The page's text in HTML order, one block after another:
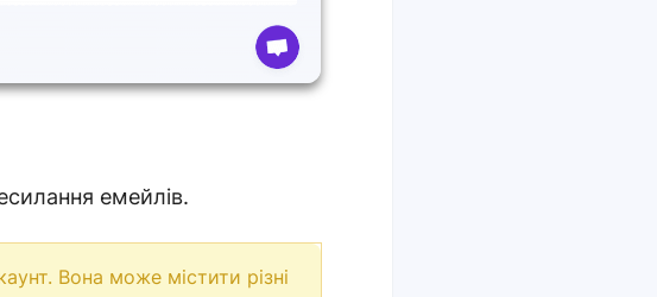
емейлів.
Вона може містити різні